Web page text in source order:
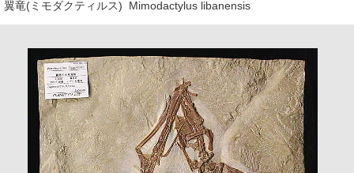
翼竜(ミモダクティルス) Mimodactylus libanensis